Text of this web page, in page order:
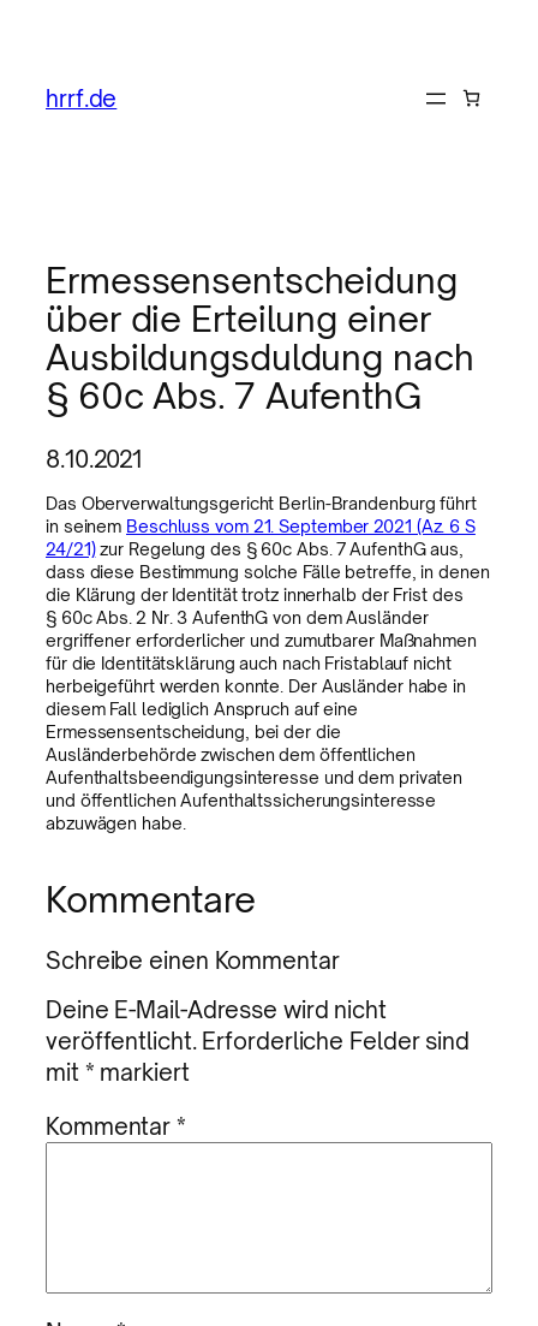
hrrf.de
Ermessensentscheidung
über die Erteilung einer
Ausbildungsduldung nach
§ 60c Abs. 7 AufenthG
8.10.2021
Das Oberverwaltungsgericht Berlin-Brandenburg führt
in seinem Beschluss vom 21. September 2021 (Az. 6 S
24/21)zur Regelung des § 60c Abs. 7 AufenthG aus,
dass diese Bestimmung solche Fälle betreffe, in denen
die Klärung der Identität trotz innerhalb der Frist des
§ 60c Abs. 2 Nr. 3 AufenthG von dem Ausländer
ergriffener erforderlicher und zumutbarer Maßnahmen
für die Identitätsklärung auch nach Fristablauf nicht
herbeigeführt werden konnte. Der Ausländer habe in
diesem Fall lediglich Anspruch auf eine
Ermessensentscheidung, bei der die
Ausländerbehörde zwischen dem öffentlichen
Aufenthaltsbeendigungsinteresse und dem privaten
und öffentlichen Aufenthaltssicherungsinteresse
abzuwägen habe.
Kommentare
Schreibe einen Kommentar
Deine E-Mail-Adresse wird nicht
veröffentlicht. Erforderliche Felder sind
mit * markiert
Kommentar*